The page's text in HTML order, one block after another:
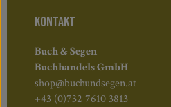
KONTAKT
Buch & Segen
Buchhandels GmbH
shop@buchundsegen.at
+43 (0)732 7610 3813